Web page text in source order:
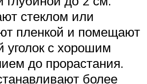
стеклом или
пленкой и помещают
уголок с хорошим
до прорастания.
более